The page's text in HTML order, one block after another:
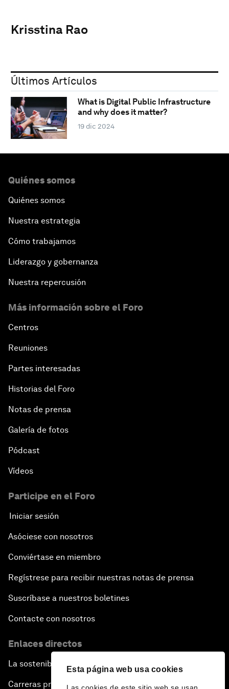
Esta página web usa cookies
Krisstina Rao
Últimos Artículos
What is Digital Public Infrastructure
and why does it matter?
19 dic 2024
Quiénes somos
Quiénes somos
Nuestra estrategia
Cómo trabajamos
Liderazgo y gobernanza
Nuestra repercusión
Más información sobre el Foro
Centros
Reuniones
Partes interesadas
Historias del Foro
Notas de prensa
Galería de fotos
Pódcast
Vídeos
Participe en el Foro
Iniciar sesión
Asóciese con nosotros
Conviértase en miembro
Regístrese para recibir nuestras notas de prensa
Suscríbase a nuestros boletines
Contacte con nosotros
Enlaces directos
La sostenibilidad en el Foro
Carreras profesionales